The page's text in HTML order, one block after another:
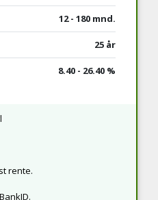
12 - 180 mnd.
25 år
8.40 - 26.40 %
rente.